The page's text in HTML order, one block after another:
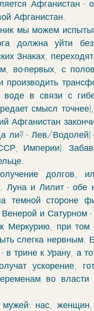
Афганистан -
Афганистан.
мы можем
должна уйти
Знаках,
во-первых, с
воде в связи с
смысл
Афганистан
ли? - Лев/
Империи).
долгов,
Луна и Лилит - обе
темной стороне
и Сатурном
Меркурию, при том
слегка
трине к Урану, а
ускорение,
во
мужей: нас,